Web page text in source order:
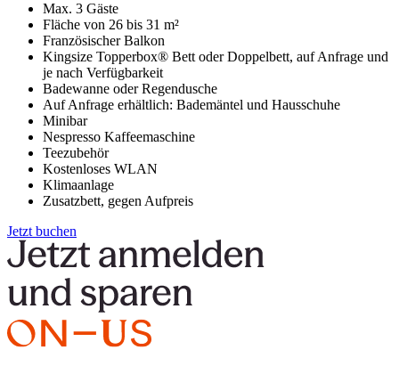
Max. 3 Gäste
Fläche von 26 bis 31 m²
Französischer Balkon
Kingsize Topperbox® Bett oder Doppelbett, auf Anfrage und
je nach Verfügbarkeit
Badewanne oder Regendusche
Auf Anfrage erhältlich: Bademäntel und Hausschuhe
Minibar
Nespresso Kaffeemaschine
Teezubehör
Kostenloses WLAN
Klimaanlage
Zusatzbett, gegen Aufpreis
Jetzt buchen